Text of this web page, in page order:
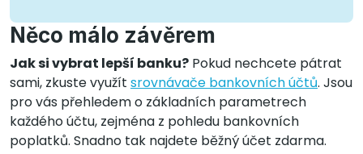
Něco málo závěrem
Jak si vybrat lepší banku? Pokud nechcete pátrat
sami, zkuste využít srovnávače bankovních účtů. Jsou
pro vás přehledem o základních parametrech
každého účtu, zejména z pohledu bankovních
poplatků. Snadno tak najdete běžný účet zdarma.